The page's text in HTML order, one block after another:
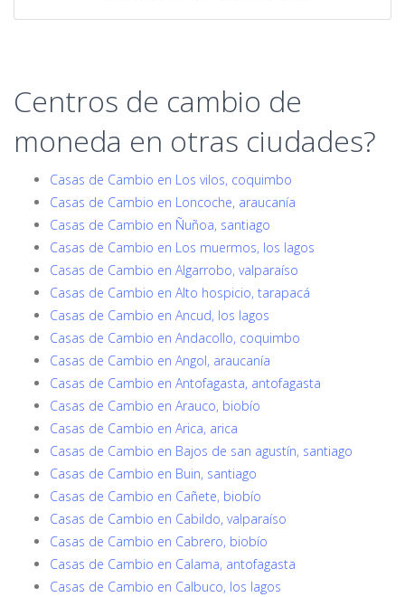
Centros de cambio de
moneda en otras ciudades?
Casas de Cambio en Los vilos, coquimbo
Casas de Cambio en Loncoche, araucanía
Casas de Cambio en Ñuñoa, santiago
Casas de Cambio en Los muermos, los lagos
Casas de Cambio en Algarrobo, valparaíso
Casas de Cambio en Alto hospicio, tarapacá
Casas de Cambio en Ancud, los lagos
Casas de Cambio en Andacollo, coquimbo
Casas de Cambio en Angol, araucanía
Casas de Cambio en Antofagasta, antofagasta
Casas de Cambio en Arauco, biobío
Casas de Cambio en Arica, arica
Casas de Cambio en Bajos de san agustín, santiago
Casas de Cambio en Buin, santiago
Casas de Cambio en Cañete, biobío
Casas de Cambio en Cabildo, valparaíso
Casas de Cambio en Cabrero, biobío
Casas de Cambio en Calama, antofagasta
Casas de Cambio en Calbuco, los lagos